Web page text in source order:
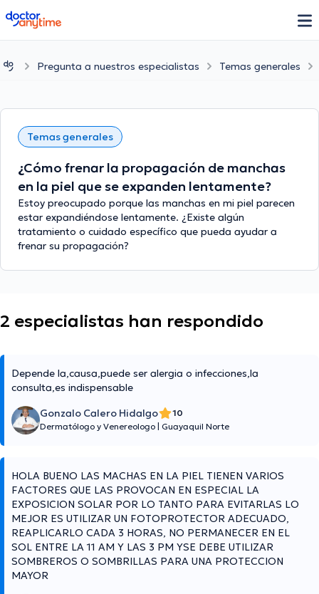
doctoranytime
Pregunta a nuestros especialistas Temas generales
Temas generales
¿Cómo frenar la propagación de manchas
en la piel que se expanden lentamente?
Estoy preocupado porque las manchas en mi piel parecen
estar expandiéndose lentamente. ¿Existe algún
tratamiento o cuidado específico que pueda ayudar a
frenar su propagación?
2 especialistas han respondido
Depende la,causa,puede ser alergia o infecciones,la
consulta,es indispensable
Gonzalo Calero Hidalgo
10
Dermatólogo y Venereologo Guayaquil Norte
HOLA BUENO LAS MACHAS EN LA PIEL TIENEN VARIOS
FACTORES QUE LAS PROVOCAN EN ESPECIAL LA
EXPOSICION SOLAR POR LO TANTO PARA EVITARLAS LO
MEJOR ES UTILIZAR UN FOTOPROTECTOR ADECUADO,
REAPLICARLO CADA 3 HORAS, NO PERMANECER EN EL
SOL ENTRE LA 11 AM Y LAS 3 PM YSE DEBE UTILIZAR
SOMBREROS O SOMBRILLAS PARA UNA PROTECCION
MAYOR